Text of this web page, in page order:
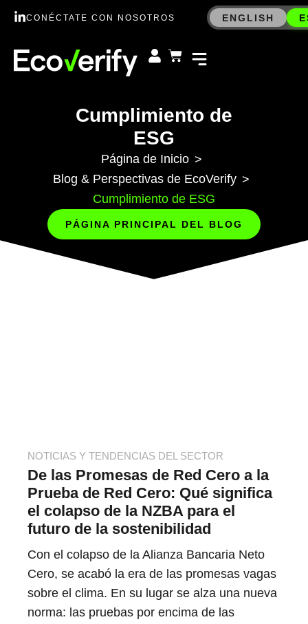
CONÉCTATE CON NOSOTROS ENGLISH
Cumplimiento de
ESG
Página de Inicio >
Blog & Perspectivas de EcoVerify >
Cumplimiento de ESG
PÁGINA PRINCIPAL DEL BLOG
NOTICIAS Y TENDENCIAS DEL SECTOR
De las Promesas de Red Cero a la
Prueba de Red Cero: Qué significa
el colapso de la NZBA para el
futuro de la sostenibilidad
Con el colapso de la Alianza Bancaria Neto
Cero, se acabó la era de las promesas vagas
sobre el clima. En su lugar se alza una nueva
norma: las pruebas por encima de las